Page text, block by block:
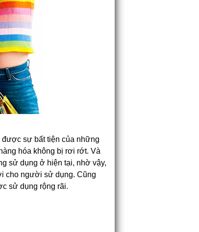
được sự bất tiện của những
hóa không bị rơi rớt. Và
sử dụng ở hiện tại, nhờ vậy,
cho người sử dụng. Cũng
sử dụng rộng rãi.